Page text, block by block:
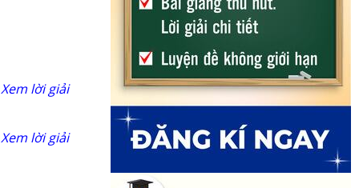
Xem lời giải
Xem lời giải